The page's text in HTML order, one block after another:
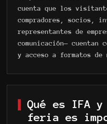
cuenta que los
compradores, socios,
representantes de
comunicación— cuentan
y acceso a formatos de
Qué es IFA
feria es